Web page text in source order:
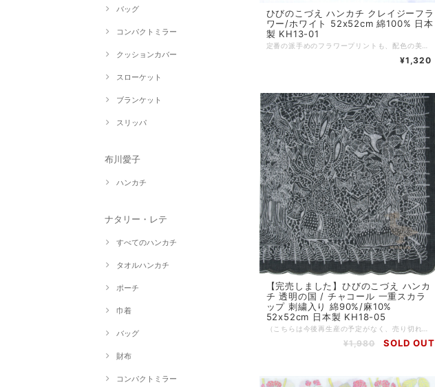
バッグ
コンパクトミラー
クッションカバー
スローケット
ブランケット
スリッパ
布川愛子
ハンカチ
ナタリー・レテ
すべてのハンカチ
タオルハンカチ
ポーチ
巾着
バッグ
財布
コンパクトミラー
ひびのこづえ ハンカチ クレイジーフラ
ワー/ホワイト 52x52cm 綿100% 日本
製 KH13-01
¥1,320
【完売しました】ひびのこづえ ハンカ
チ 透明の国 / チャコール 一重スカラ
ップ 刺繍入り 綿90%/麻10%
52x52cm 日本製 KH18-05
¥1,980 SOLD OUT